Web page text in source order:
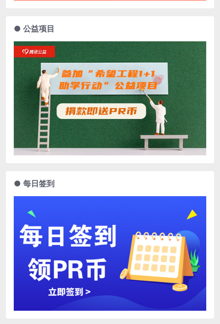
● 公益项目
● 每日签到